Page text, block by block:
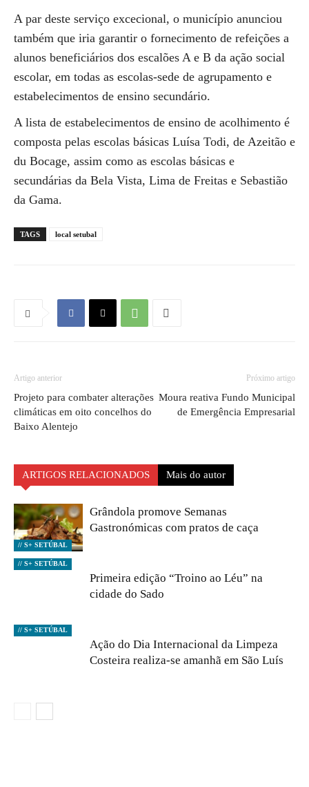
A par deste serviço excecional, o município anunciou
também que iria garantir o fornecimento de refeições a
alunos beneficiários dos escalões A e B da ação social
escolar, em todas as escolas-sede de agrupamento e
estabelecimentos de ensino secundário.
A lista de estabelecimentos de ensino de acolhimento é
composta pelas escolas básicas Luísa Todi, de Azeitão e
du Bocage, assim como as escolas básicas e
secundárias da Bela Vista, Lima de Freitas e Sebastião
da Gama.
TAGS local setubal
Artigo anterior
Projeto para combater alterações
climáticas em oito concelhos do
Baixo Alentejo
Próximo artigo
Moura reativa Fundo Municipal
de Emergência Empresarial
ARTIGOS RELACIONADOS Mais do autor
// S+ SETÚBAL
Grândola promove Semanas
Gastronómicas com pratos de caça
// S+ SETÚBAL
Primeira edição “Troino ao Léu” na
cidade do Sado
// S+ SETÚBAL
Ação do Dia Internacional da Limpeza
Costeira realiza-se amanhã em São Luís